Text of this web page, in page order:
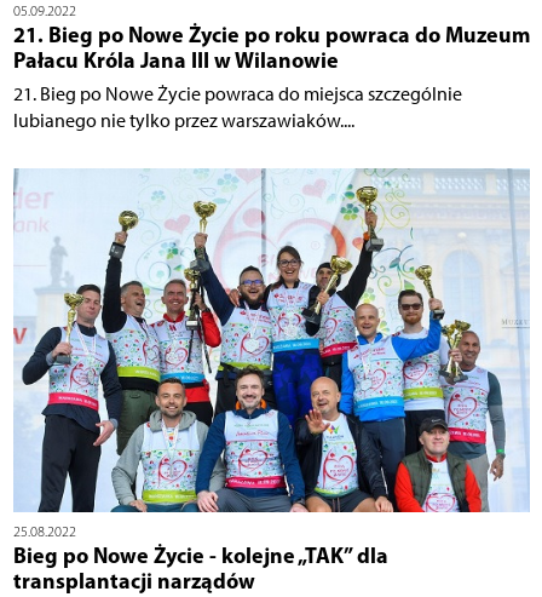
05.09.2022
21. Bieg po Nowe Życie po roku powraca do Muzeum
Pałacu Króla Jana III w Wilanowie
21. Bieg po Nowe Życie powraca do miejsca szczególnie
lubianego nie tylko przez warszawiaków....
25.08.2022
Bieg po Nowe Życie - kolejne „TAK” dla
transplantacji narządów